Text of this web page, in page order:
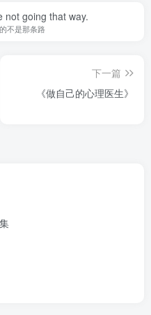
not going that way.
不是那条路
下一篇
《做自己的心理医生》